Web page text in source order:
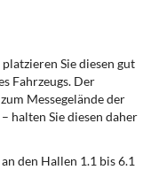
Sie diesen gut
Fahrzeugs. Der
Messegelände der
halten Sie diesen daher
den Hallen 1.1 bis 6.1